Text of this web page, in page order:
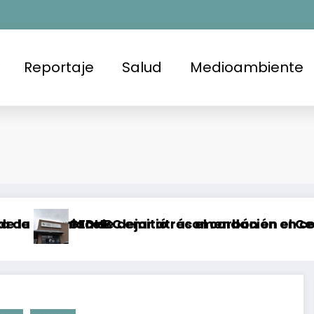
Reportaje Salud Medioambiente
de dejar atrás el carbón en el Cesar,
CEDHBC emitió recomendación en contra de